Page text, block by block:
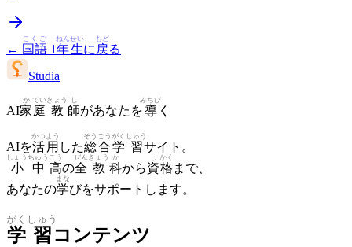
← 国語
こくご
1年生
ねんせい
に 戻
もど
る
Studia
AI家
か
庭
てい
教
きょう
師
し
があなたを導
みちび
く
AIを活
かつ
用
よう
した総
そう
合
ごう
学
がく
習
しゅう
サイト。
小
しょう
中
ちゅう
高
こう
の全
ぜん
教
きょう
科
か
から資
し
格
かく
まで、
あなたの学
まな
びをサポートします。
学
がく
習
しゅう
コンテンツ